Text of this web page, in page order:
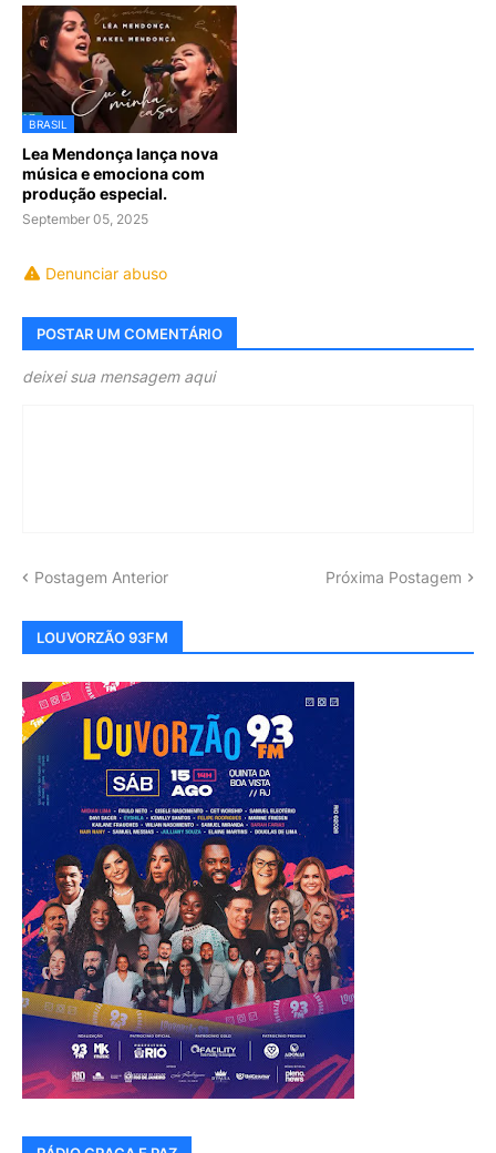
BRASIL
Lea Mendonça lança nova
música e emociona com
produção especial.
September 05, 2025
Denunciar abuso
POSTAR UM COMENTÁRIO
deixei sua mensagem aqui
Postagem Anterior Próxima Postagem
LOUVORZÃO 93FM